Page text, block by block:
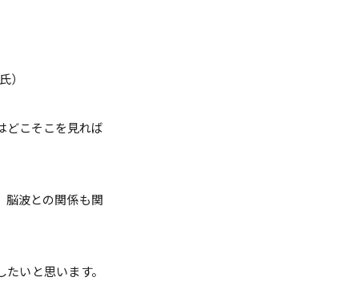
）
どこそこを見れば
脳波との関係も関
いと思います。